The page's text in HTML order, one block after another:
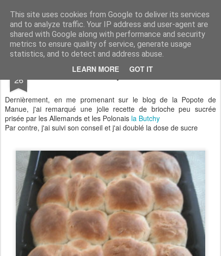
This site uses cookies from Google to deliver its services
and to analyze traffic. Your IP address and user-agent are
shared with Google along with performance and security
metrics to ensure quality of service, generate usage
statistics, and to detect and address abuse.
LEARN MORE GOT IT
Aux papilles by Virginie
26 La Butchy de Manue
Dernièrement, en me promenant sur le blog de la Popote de
Manue, j'ai remarqué une jolie recette de brioche peu sucrée
prisée par les Allemands et les Polonais la Butchy
Par contre, j'ai suivi son conseil et j'ai doublé la dose de sucre